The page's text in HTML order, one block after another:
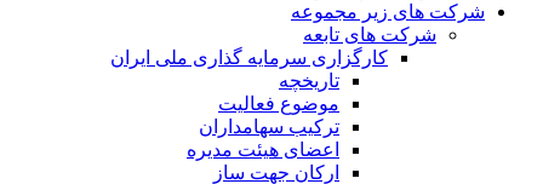
شرکت های زیر مجموعه
شرکت های تابعه
کارگزاری سرمایه گذاری ملی ایران
تاریخچه
موضوع فعالیت
ترکیب سهامداران
اعضای هیئت مدیره
ارکان جهت ساز